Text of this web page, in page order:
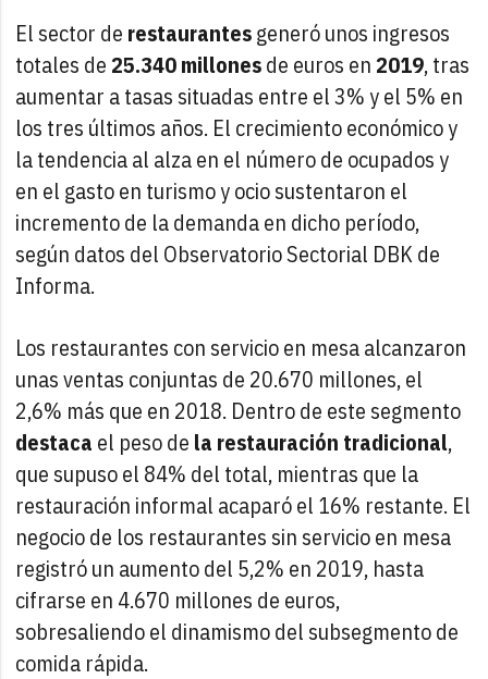
El sector de restaurantesgeneró unos ingresos
totales de25.340 millonesde euros en2019, tras
aumentar a tasas situadas entre el 3% y el 5% en
los tres últimos años. El crecimiento económico y
la tendencia al alza en el número de ocupados y
en el gasto en turismo y ocio sustentaron el
incremento de la demanda en dicho período,
según datos del Observatorio Sectorial DBK de
Informa.
Los restaurantes con servicio en mesa alcanzaron
unas ventas conjuntas de 20.670 millones, el
2,6% más que en 2018. Dentro de este segmento
destaca el peso de la restauración tradicional,
que supuso el 84% del total, mientras que la
restauración informal acaparó el 16% restante. El
negocio de los restaurantes sin servicio en mesa
registró un aumento del 5,2% en 2019, hasta
cifrarse en 4.670 millones de euros,
sobresaliendo el dinamismo del subsegmento de
comida rápida.